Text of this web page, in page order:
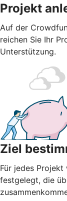
Projekt
Auf der
reichen Sie Ihr
Unterstützung.
Ziel
Für jedes
festgelegt, die